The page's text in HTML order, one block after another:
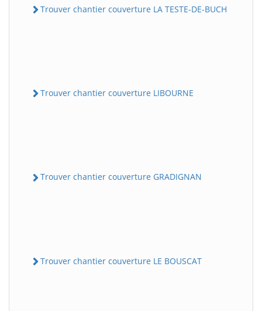
Trouver chantier couverture LA TESTE-DE-BUCH
Trouver chantier couverture LIBOURNE
Trouver chantier couverture GRADIGNAN
Trouver chantier couverture LE BOUSCAT